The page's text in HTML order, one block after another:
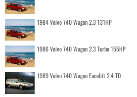
1984 Volvo 740 Wagon 2.3 131HP
1986 Volvo 740 Wagon 2.3 Turbo 155HP
1989 Volvo 740 Wagon Facelift 2.4 TD